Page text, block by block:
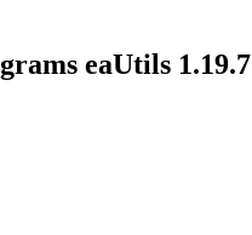
eaUtils 1.19.7